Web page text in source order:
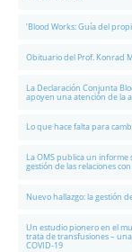
‘Blood Works: Guía del
Obituario del Prof. Konrad
La Declaración Conjunta
apoyen una atención de la
Lo que hace falta para
La OMS publica un
gestión de las relaciones
Nuevo hallazgo: la gestión
Un estudio pionero en el
trata de transfusiones –
COVID-19